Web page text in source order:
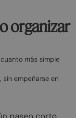
organizar
más simple
sin empeñarse en